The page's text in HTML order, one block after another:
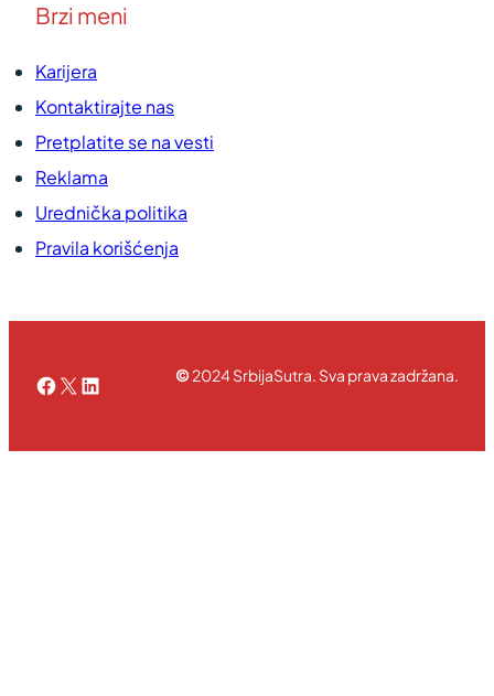
Brzi meni
Karijera
Kontaktirajte nas
Pretplatite se na vesti
Reklama
Urednička politika
Pravila korišćenja
Facebook
X LinkedIn©2024 SrbijaSutra. Sva prava zadržana.